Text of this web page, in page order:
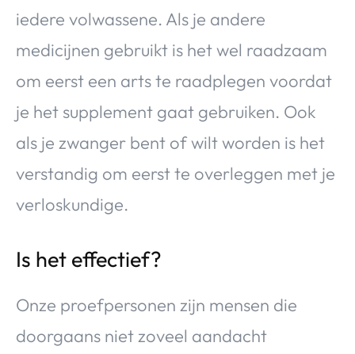
iedere volwassene. Als je andere
medicijnen gebruikt is het wel raadzaam
om eerst een arts te raadplegen voordat
je het supplement gaat gebruiken. Ook
als je zwanger bent of wilt worden is het
verstandig om eerst te overleggen met je
verloskundige.
Is het effectief?
Onze proefpersonen zijn mensen die
doorgaans niet zoveel aandacht